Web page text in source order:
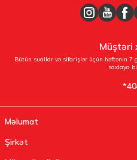
Müştəri
Bütün suallar və sifarişlər üçün həftənin 7
saxlaya
Məlumat
Şirkət